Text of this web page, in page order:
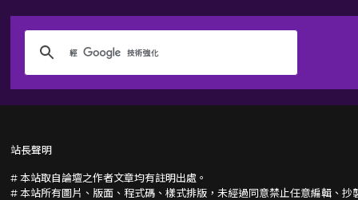
站長聲明
# 本站取自論壇之作者文章均有註明出處。
# 本站所有圖片、版面、程式碼、樣式排版，未經過同意禁止任意編輯、抄